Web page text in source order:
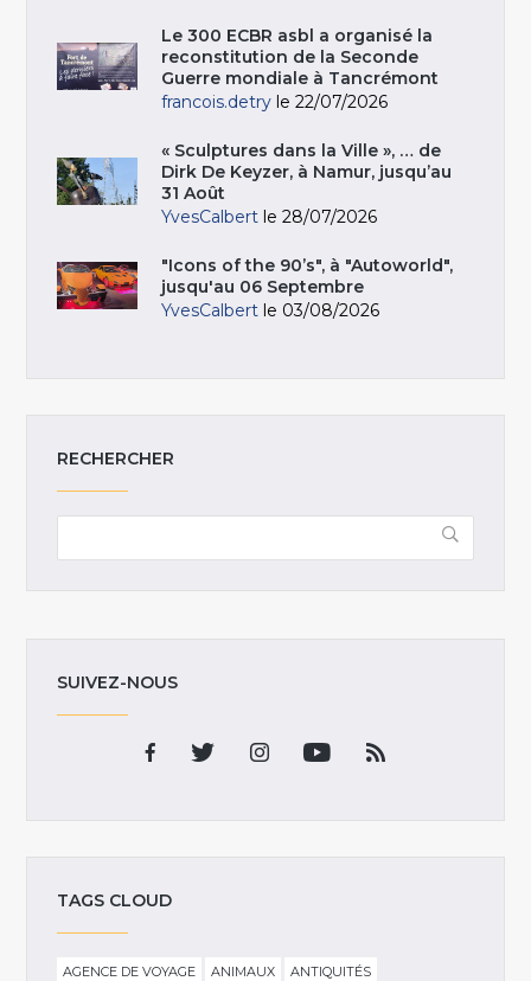
Le 300 ECBR asbl a organisé la
reconstitution de la Seconde
Guerre mondiale à Tancrémont
francois.detry le 22/07/2026
« Sculptures dans la Ville », … de
Dirk De Keyzer, à Namur, jusqu’au
31 Août
YvesCalbert le 28/07/2026
"Icons of the 90’s", à "Autoworld",
jusqu'au 06 Septembre
YvesCalbert le 03/08/2026
RECHERCHER
SUIVEZ-NOUS
TAGS CLOUD
AGENCE DE VOYAGE ANIMAUX
ANTIQUITÉS